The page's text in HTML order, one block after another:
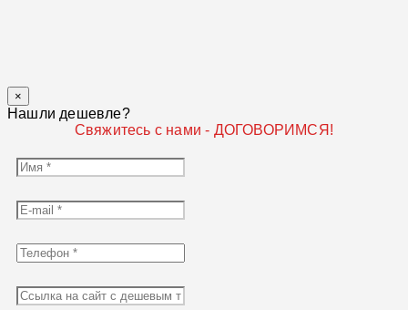
×
Нашли дешевле?
Свяжитесь с нами - ДОГОВОРИМСЯ!